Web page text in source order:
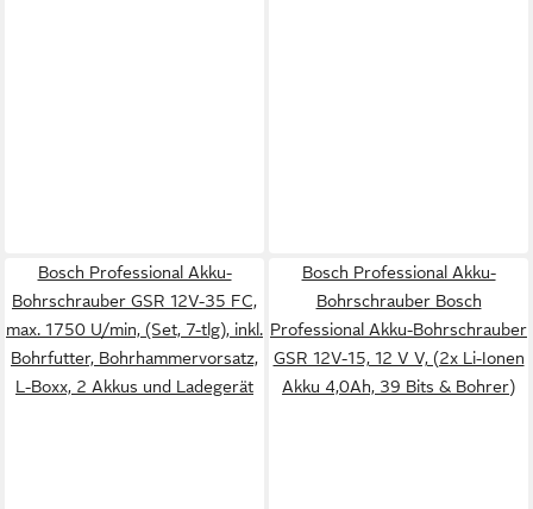
Bosch Professional Akku-
Bohrschrauber GSR 12V-35 FC,
max. 1750 U/min, (Set, 7-tlg), inkl.
Bohrfutter, Bohrhammervorsatz,
L-Boxx, 2 Akkus und Ladegerät
Bosch Professional Akku-
Bohrschrauber Bosch
Professional Akku-Bohrschrauber
GSR 12V-15, 12 V V, (2x Li-Ionen
Akku 4,0Ah, 39 Bits & Bohrer)